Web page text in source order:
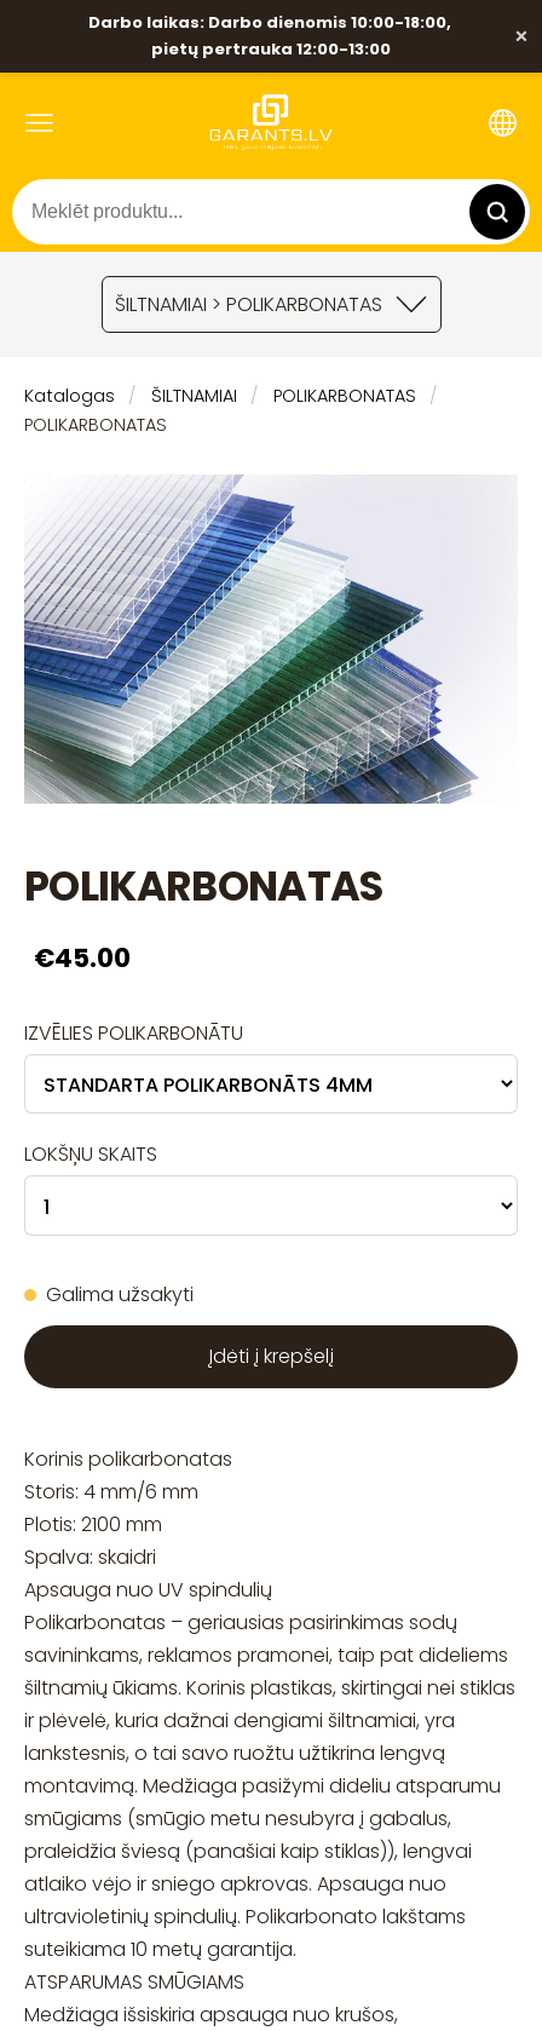
Darbo laikas: Darbo dienomis 10:00-18:00,
pietų pertrauka 12:00-13:00
×
ŠILTNAMIAI > POLIKARBONATAS
Katalogas ŠILTNAMIAI
POLIKARBONATAS
POLIKARBONATAS
POLIKARBONATAS
€45.00
IZVĒLIES POLIKARBONĀTU
LOKŠŅU SKAITS
Galima užsakyti
Įdėti į krepšelį
Korinis polikarbonatas
Storis: 4 mm/6 mm
Plotis: 2100 mm
Spalva: skaidri
Apsauga nuo UV spindulių
Polikarbonatas – geriausias pasirinkimas sodų
savininkams, reklamos pramonei, taip pat dideliems
šiltnamių ūkiams. Korinis plastikas, skirtingai nei stiklas
ir plėvelė, kuria dažnai dengiami šiltnamiai, yra
lankstesnis, o tai savo ruožtu užtikrina lengvą
montavimą. Medžiaga pasižymi dideliu atsparumu
smūgiams (smūgio metu nesubyra į gabalus,
praleidžia šviesą (panašiai kaip stiklas)), lengvai
atlaiko vėjo ir sniego apkrovas. Apsauga nuo
ultravioletinių spindulių. Polikarbonato lakštams
suteikiama 10 metų garantija.
ATSPARUMAS SMŪGIAMS
Medžiaga išsiskiria apsauga nuo krušos,